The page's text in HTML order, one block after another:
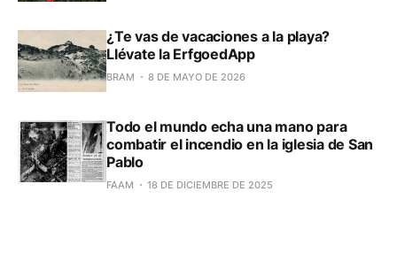
¿Te vas de vacaciones a la playa?
Llévate la ErfgoedApp
BRAM 8 DE MAYO DE 2026
Todo el mundo echa una mano para
combatir el incendio en la iglesia de San
Pablo
FAAM 18 DE DICIEMBRE DE 2025